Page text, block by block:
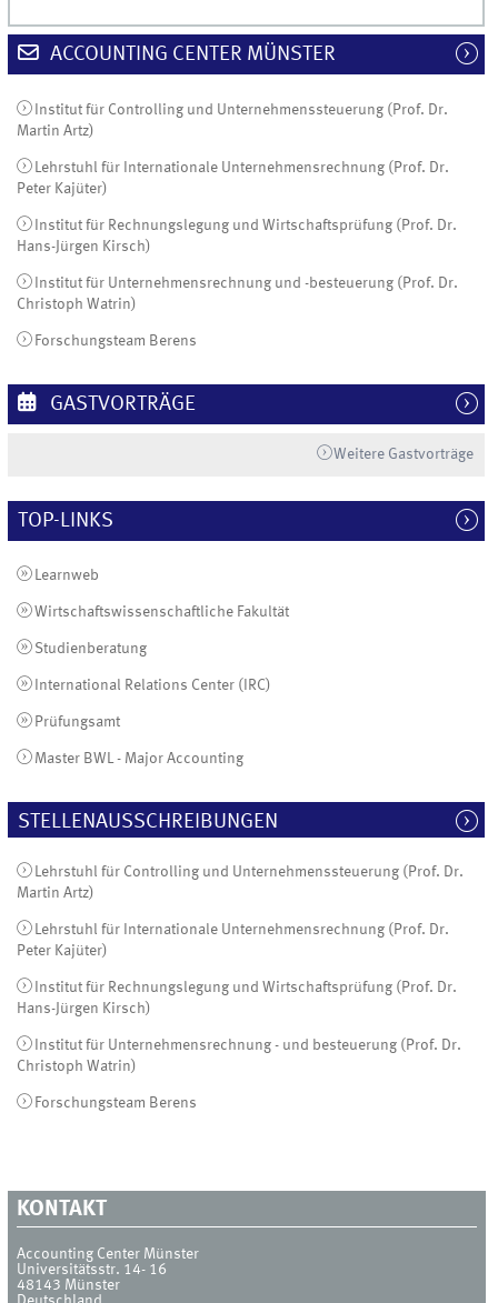
ACCOUNTING CENTER MÜNSTER
Institut für Controlling und Unternehmenssteuerung (Prof. Dr.
Martin Artz)
Lehrstuhl für Internationale Unternehmensrechnung (Prof. Dr.
Peter Kajüter)
Institut für Rechnungslegung und Wirtschaftsprüfung (Prof. Dr.
Hans-Jürgen Kirsch)
Institut für Unternehmensrechnung und -besteuerung (Prof. Dr.
Christoph Watrin)
Forschungsteam Berens
GASTVORTRÄGE
Weitere Gastvorträge
TOP-LINKS
Learnweb
Wirtschaftswissenschaftliche Fakultät
Studienberatung
International Relations Center (IRC)
Prüfungsamt
Master BWL - Major Accounting
STELLENAUSSCHREIBUNGEN
Lehrstuhl für Controlling und Unternehmenssteuerung (Prof. Dr.
Martin Artz)
Lehrstuhl für Internationale Unternehmensrechnung (Prof. Dr.
Peter Kajüter)
Institut für Rechnungslegung und Wirtschaftsprüfung (Prof. Dr.
Hans-Jürgen Kirsch)
Institut für Unternehmensrechnung - und besteuerung (Prof. Dr.
Christoph Watrin)
Forschungsteam Berens
KONTAKT
Accounting Center Münster
Universitätsstr. 14- 16
48143 Münster